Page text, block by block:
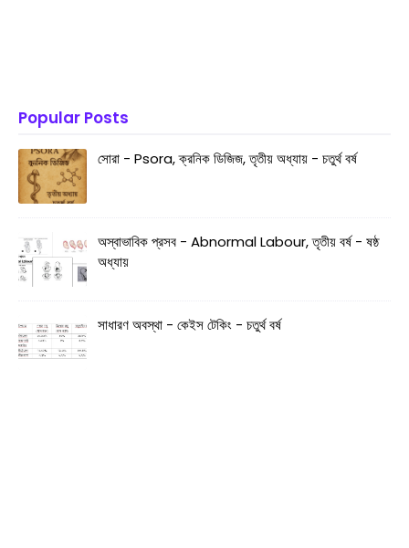
Popular Posts
সোরা - Psora, ক্রনিক ডিজিজ, তৃতীয় অধ্যায় - চতুর্থ বর্ষ
অস্বাভাবিক প্রসব - Abnormal Labour, তৃতীয় বর্ষ - ষষ্ঠ
অধ্যায়
সাধারণ অবস্থা - কেইস টেকিং - চতুর্থ বর্ষ